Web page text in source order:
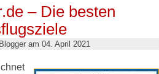
– Die besten
am 04. April 2021